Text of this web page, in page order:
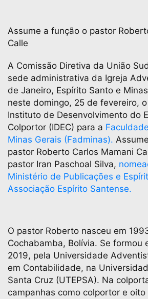
Assume a função o pastor
Calle
A Comissão Diretiva da União
sede administrativa da Igreja
de Janeiro, Espírito Santo e
neste domingo, 25 de fevereiro,
Instituto de Desenvolvimento do
Colportor (IDEC) para a
Minas Gerais (Fadminas).
pastor Roberto Carlos Mamani
pastor Iran Paschoal Silva,
Ministério de Publicações e
Associação Espírito Santense.
O pastor Roberto nasceu em
Cochabamba, Bolívia. Se formou
2019, pela Universidade
em Contabilidade, na
Santa Cruz (UTEPSA). Na
campanhas como colportor e